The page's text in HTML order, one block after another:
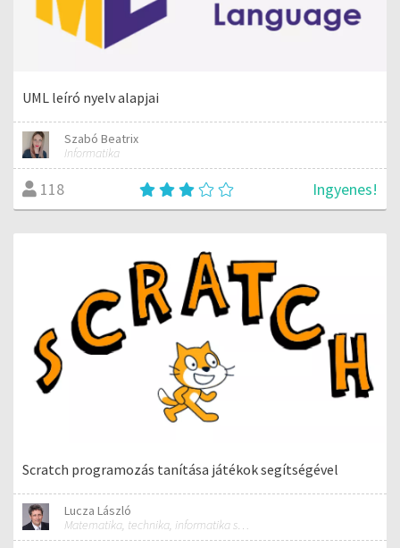
UML leíró nyelv alapjai
Szabó Beatrix
Informatika
118 Ingyenes!
Scratch programozás tanítása játékok segítségével
Lucza László
Matematika, technika, informatika szakos általános iskolai tanár; mentorpedagógus, mestertanár